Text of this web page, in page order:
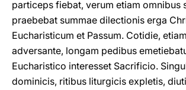
particeps fiebat, verum etiam omnibus
praebebat summae dilectionis erga
Eucharisticum et Passum. Cotidie,
adversante, longam pedibus
Eucharistico interesset Sacrificio.
dominicis, ritibus liturgicis expletis,